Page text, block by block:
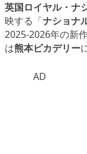
英国ロイヤル・ナ
映する「ナショナ
2025-2026年の新
は熊本ピカデリー
AD